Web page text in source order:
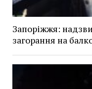
Запоріжжя:
загорання на